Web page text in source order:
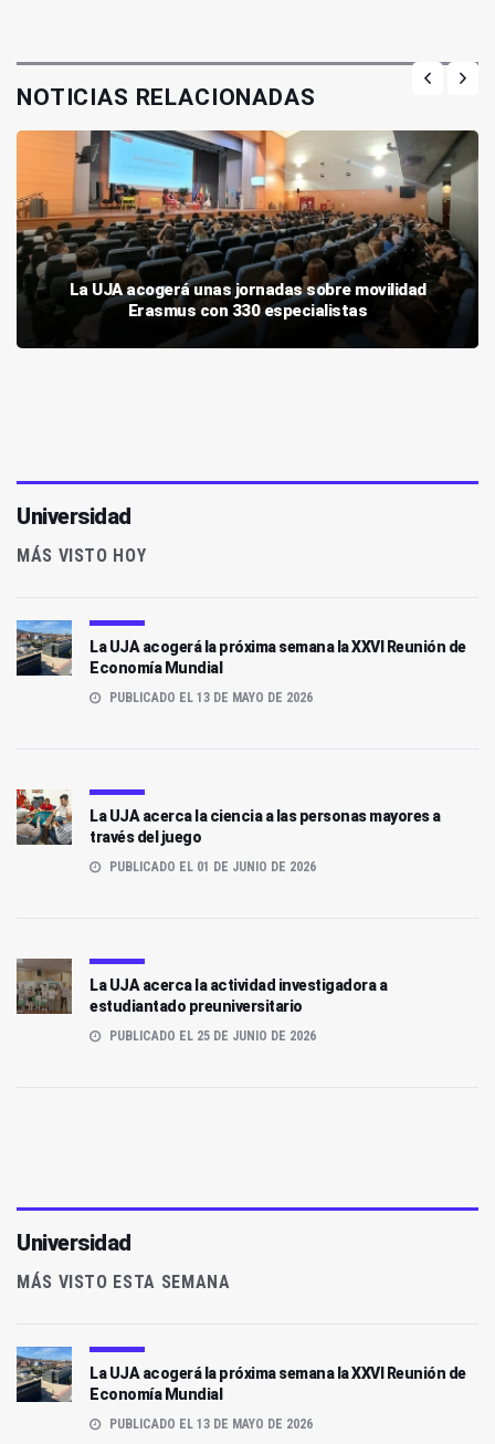
NOTICIAS RELACIONADAS
La UJA acogerá unas jornadas sobre movilidad
Erasmus con 330 especialistas
Universidad
MÁS VISTO HOY
La UJA acogerá la próxima semana la XXVI Reunión de
Economía Mundial
PUBLICADO EL 13 DE MAYO DE 2026
La UJA acerca la ciencia a las personas mayores a
través del juego
PUBLICADO EL 01 DE JUNIO DE 2026
La UJA acerca la actividad investigadora a
estudiantado preuniversitario
PUBLICADO EL 25 DE JUNIO DE 2026
Universidad
MÁS VISTO ESTA SEMANA
La UJA acogerá la próxima semana la XXVI Reunión de
Economía Mundial
PUBLICADO EL 13 DE MAYO DE 2026